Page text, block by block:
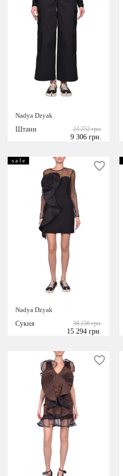
Nadya Dzyak
Штани
23 252 грн.
9 306 грн.
s a l e
Nadya Dzyak
Сукня
38 236 грн.
15 294 грн.